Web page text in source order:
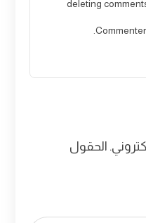
deleting
الحقول